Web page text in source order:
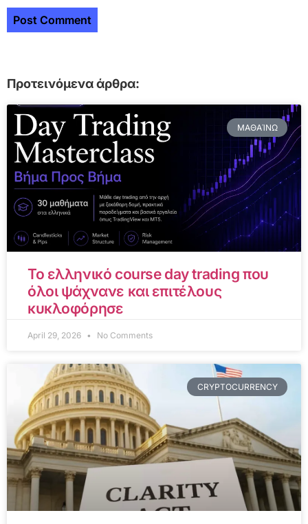
Προτεινόμενα άρθρα:
ΜΑΘΑΊΝΩ
Το ελληνικό course day trading που
όλοι ψάχνανε και επιτέλους
κυκλοφόρησε
April 29, 2026 No Comments
CRYPTOCURRENCY